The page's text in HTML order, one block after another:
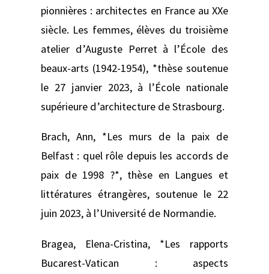
pionnières : architectes en France au XXe
siècle. Les femmes, élèves du troisième
atelier d’Auguste Perret à l’École des
beaux-arts (1942-1954), *thèse soutenue
le 27 janvier 2023, à l’École nationale
supérieure d’architecture de Strasbourg.
Brach, Ann, *Les murs de la paix de
Belfast : quel rôle depuis les accords de
paix de 1998 ?*, thèse en Langues et
littératures étrangères, soutenue le 22
juin 2023, à l’Université de Normandie.
Bragea, Elena-Cristina, *Les rapports
Bucarest-Vatican : aspects